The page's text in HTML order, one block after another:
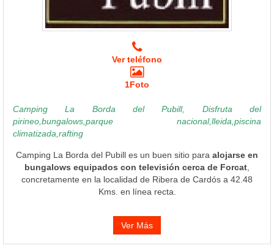
Ver teléfono
1Foto
Camping La Borda del Pubill, Disfruta del
pirineo,bungalows,parque nacional,lleida,piscina
climatizada,rafting
Camping La Borda del Pubill es un buen sitio para alojarse en
bungalows equipados con televisión cerca de Forcat
concretamente en la localidad de Ribera de Cardós a 42.48
Kms. en línea recta.
Ver Más